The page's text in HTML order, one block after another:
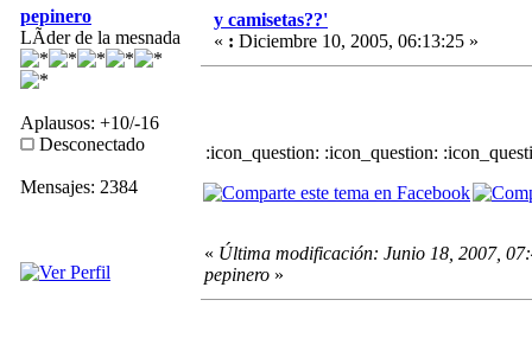
pepinero
LÃ­der de la mesnada
Aplausos: +10/-16
Desconectado
Mensajes: 2384
y camisetas??'
« : Diciembre 10, 2005, 06:13:25 »
:icon_question: :icon_question:
« Última modificación: Junio 18, 2007,
pepinero »